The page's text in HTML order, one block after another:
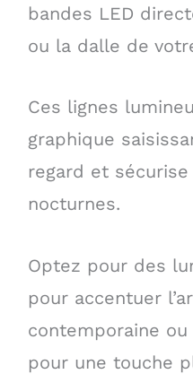
bandes LED
ou la dalle de
Ces lignes
graphique
regard et
nocturnes.
Optez pour des
pour accentuer
contemporaine
pour une touche